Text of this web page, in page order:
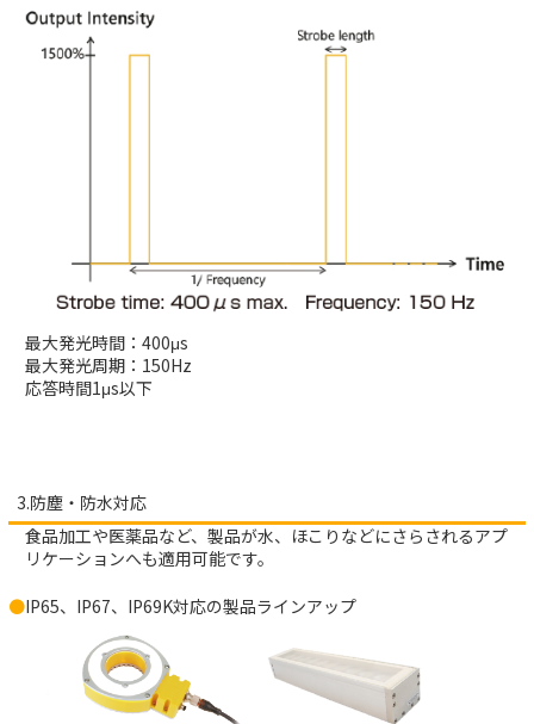
最大発光時間：400μs
最大発光周期：150Hz
応答時間1μs以下
3.防塵・防水対応
食品加工や医薬品など、製品が水、ほこりなどにさらされるアプ
リケーションへも適用可能です。
IP65、IP67、IP69K対応の製品ラインアップ